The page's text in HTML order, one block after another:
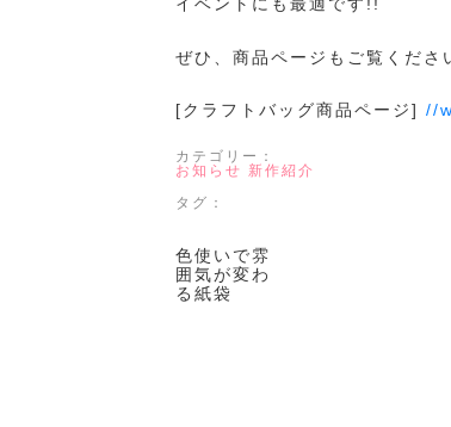
イベントにも最適です!!
ぜひ、商品ページもご覧くださ
[クラフトバッグ商品ページ]//
カテゴリー：
お知らせ 新作紹介
タグ：
色使いで雰
囲気が変わ
る紙袋